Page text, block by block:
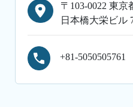
〒103-0022 東
日本橋大栄ビル
+81-5050505761